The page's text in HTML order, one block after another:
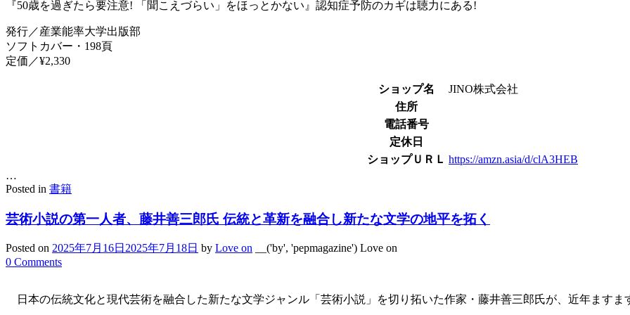
『50歳を過ぎたら要注意! 「聞こえづらい」をほっとかない』認知症予防のカギは聴力にある!
発行／産業能率大学出版部
ソフトカバー・198頁
定価／¥2,330
ショップ名
JINO株式会社
住所
電話番号
定休日
ショップＵＲＬ https://amzn.asia/d/clA3HEB
…
Posted in 書籍
芸術小説の第一人者、藤井善三郎氏 伝統と革新を融合し新たな文学の地平を拓く
Posted on 2025年7月16日 2025年7月18日 by Love on __('by', 'pepmagazine') Love on
0 Comments
日本の伝統文化と現代芸術を融合した新たな文学ジャンル「芸術小説」を切り拓いた作家・藤井善三郎氏が、近年ますま